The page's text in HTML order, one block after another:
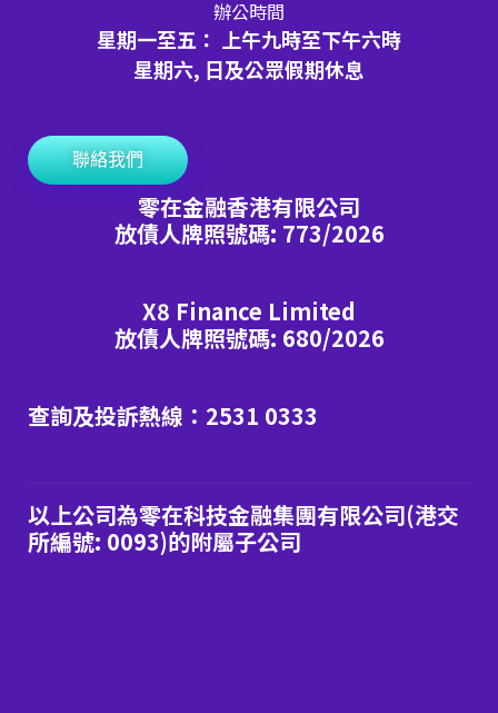
辦公時間
星期一至五： 上午九時至下午六時
星期六, 日及公眾假期休息
聯絡我們
零在金融香港有限公司
放債人牌照號碼: 773/2026
X8 Finance Limited
放債人牌照號碼: 680/2026
查詢及投訴熱線：2531 0333
以上公司為零在科技金融集團有限公司(港交
所編號: 0093)的附屬子公司